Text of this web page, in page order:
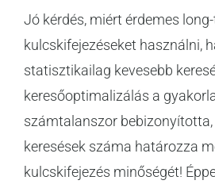
Jó kérdés, miért érdemes long-
kulcskifejezéseket használni,
statisztikailag kevesebb
keresőoptimalizálás a
számtalanszor
keresések száma határozza
kulcskifejezés minőségét!